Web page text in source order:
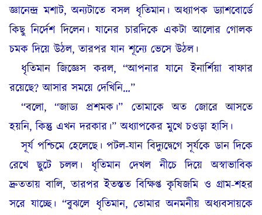
জ্ঞানেন্দ্র মশাট, অন্যটাতে বসল ধৃতিমান। অধ্যাপক ড্যাশবোর্ডে
কিছু নির্দেশ দিলেন। যানের চারদিকে একটা আলোর গোলক
চমক দিয়ে উঠল, তারপর যান শূন্যে ভেসে উঠল।
ধৃতিমান জিজ্ঞেস করল, “আপনার যানে ইনার্শিয়া বাফার
রয়েছে? আসার সময়ে দেখিনি…”
“বলো, “জাড্য প্রশমক।” তোমাকে অত জোরে আসতে
হয়নি, কিন্তু এখন দরকার।” অধ্যাপকের মুখে চওড়া হাসি।
সূর্য পশ্চিমে হেলেছে। পটল-যান বিদ্যুদ্বেগে সূর্যকে ডান দিকে
রেখে ছুটে চলল। ধৃতিমান দেখল নীচে দিয়ে অস্বাভাবিক
দ্রুততায় বালি, তারপর ইতস্তত বিক্ষিপ্ত কৃষিজমি ও গ্রাম-শহর
সরে যাচ্ছে। “বুঝলে ধৃতিমান, তোমার অনমনীয় অধ্যবসায়কে